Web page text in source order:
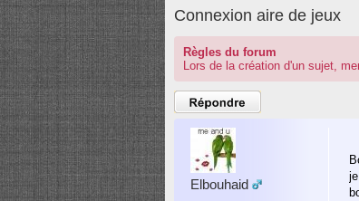
Connexion aire de jeux
Règles du forum
Lors de la création d'un sujet,
Poster un
commentaire
Elbouhaid